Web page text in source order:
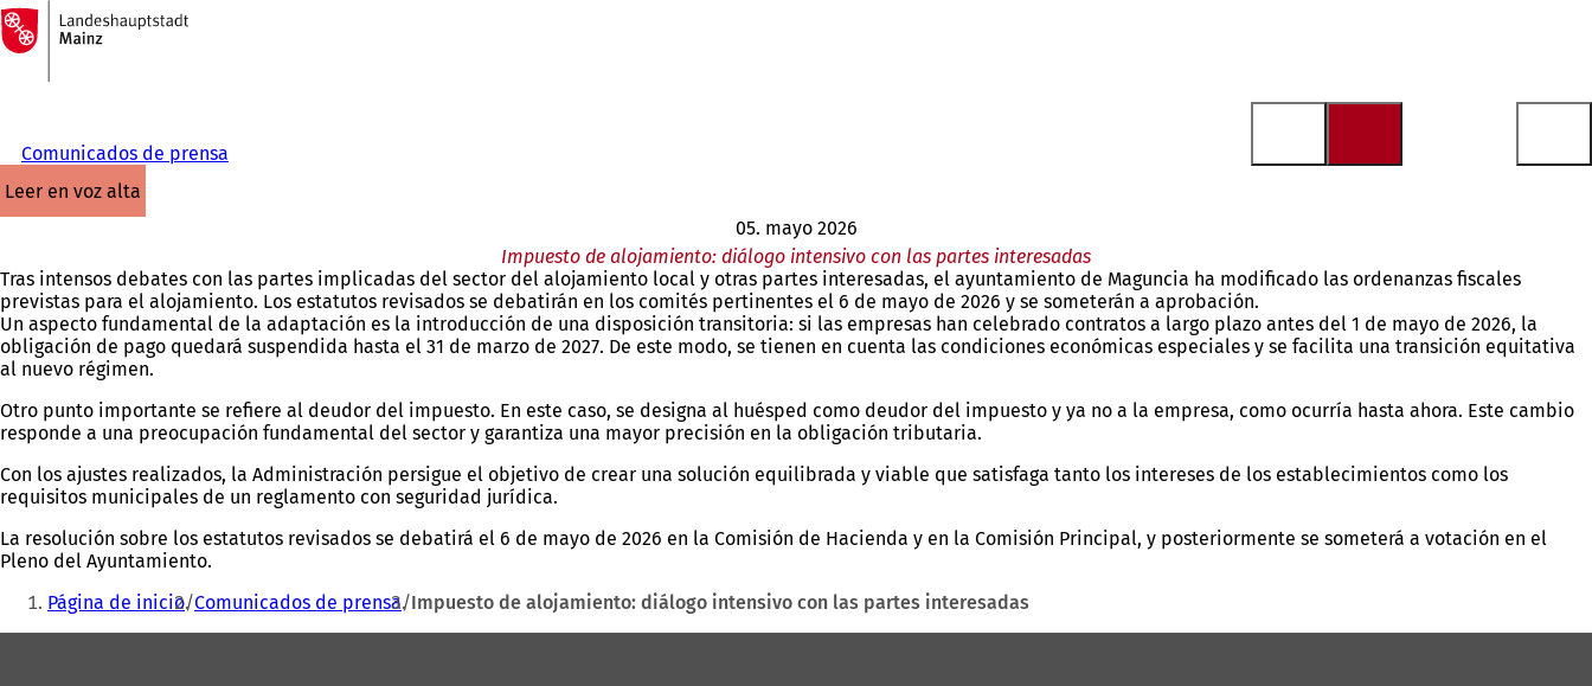
Saltar al contenido
A
la
página
Comunicados de prensa
leer en voz alta
05. mayo 2026
Impuesto de alojamiento: diálogo intensivo con las partes interesadas
Tras intensos debates con las partes implicadas del sector del alojamiento local y otras partes interesadas, el ayuntamiento de Maguncia ha modificado las ordenanzas fiscales
previstas para el alojamiento. Los estatutos revisados se debatirán en los comités pertinentes el 6 de mayo de 2026 y se someterán a aprobación.
Un aspecto fundamental de la adaptación es la introducción de una disposición transitoria: si las empresas han celebrado contratos a largo plazo antes del 1 de mayo de 2026, la
obligación de pago quedará suspendida hasta el 31 de marzo de 2027. De este modo, se tienen en cuenta las condiciones económicas especiales y se facilita una transición equitativa
al nuevo régimen.
Otro punto importante se refiere al deudor del impuesto. En este caso, se designa al huésped como deudor del impuesto y ya no a la empresa, como ocurría hasta ahora. Este cambio
responde a una preocupación fundamental del sector y garantiza una mayor precisión en la obligación tributaria.
Con los ajustes realizados, la Administración persigue el objetivo de crear una solución equilibrada y viable que satisfaga tanto los intereses de los establecimientos como los
requisitos municipales de un reglamento con seguridad jurídica.
La resolución sobre los estatutos revisados se debatirá el 6 de mayo de 2026 en la Comisión de Hacienda y en la Comisión Principal, y posteriormente se someterá a votación en el
Pleno del Ayuntamiento.
Estás
aquí:
Página de inicio Comunicados de prensa Impuesto de alojamiento: diálogo intensivo con las partes interesadas